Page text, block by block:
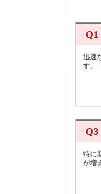
Q1
迅速
す。
Q3
特に
が増